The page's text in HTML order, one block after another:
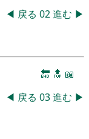
◀ 戻る 02進む ▶
🔚 🔝 📖
◀ 戻る 03進む ▶